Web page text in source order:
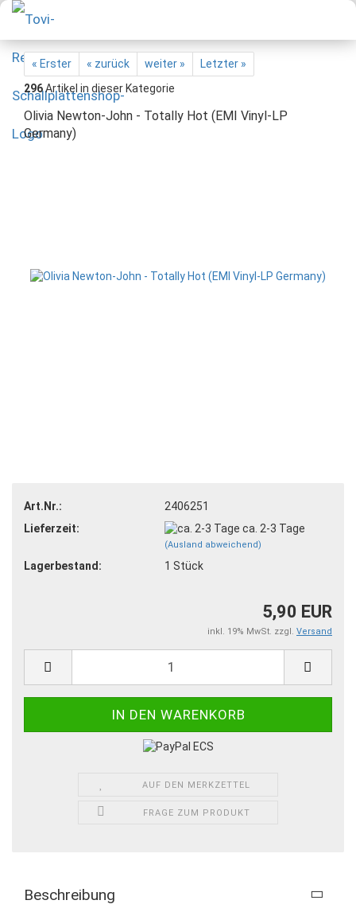
« Erster « zurück weiter »
Letzter »
296Artikel in dieser Kategorie
Olivia Newton-John - Totally Hot (EMI Vinyl-LP
Germany)
Art.Nr.:
2406251
Lieferzeit:
ca. 2-3 Tage
(Ausland abweichend)
Lagerbestand: 1 Stück
5,90 EUR
inkl. 19% MwSt. zzgl. Versand
AUF DEN MERKZETTEL
FRAGE ZUM PRODUKT
Beschreibung